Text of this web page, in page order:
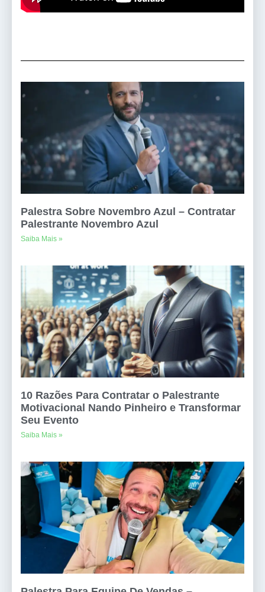
Palestra Sobre Novembro Azul – Contratar
Palestrante Novembro Azul
Saiba Mais »
10 Razões Para Contratar o Palestrante
Motivacional Nando Pinheiro e Transformar
Seu Evento
Saiba Mais »